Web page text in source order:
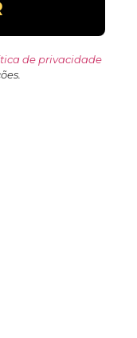
de privacidade